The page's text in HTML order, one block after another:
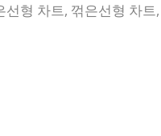
형 차트, 꺾은선형 차